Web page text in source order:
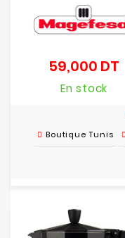
59,000 DT
En stock
Boutique Tunis